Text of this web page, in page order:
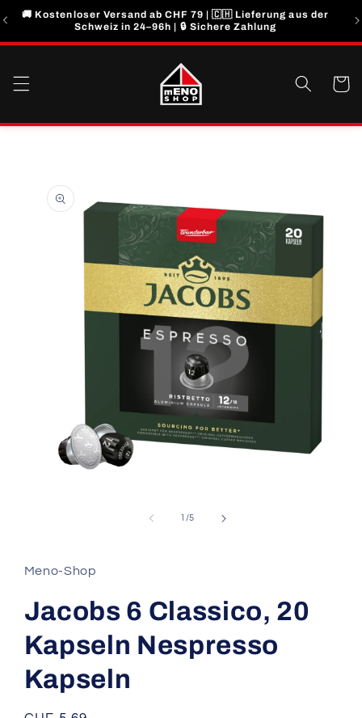
zum
🚚 Kostenloser Versand ab CHF 79 | 🇨🇭 Lieferung aus der
Schweiz in 24–96h | 🔒 Sichere Zahlung
/von
5
Meno-Shop
Jacobs 6 Classico, 20
Kapseln Nespresso
Kapseln